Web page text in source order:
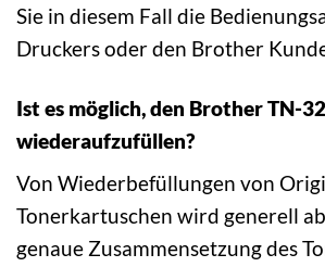
Sie in diesem Fall die
Druckers oder den Brother
Ist es möglich, den Brother TN-
wiederaufzufüllen?
Von Wiederbefüllungen von
Tonerkartuschen wird generell
genaue Zusammensetzung des